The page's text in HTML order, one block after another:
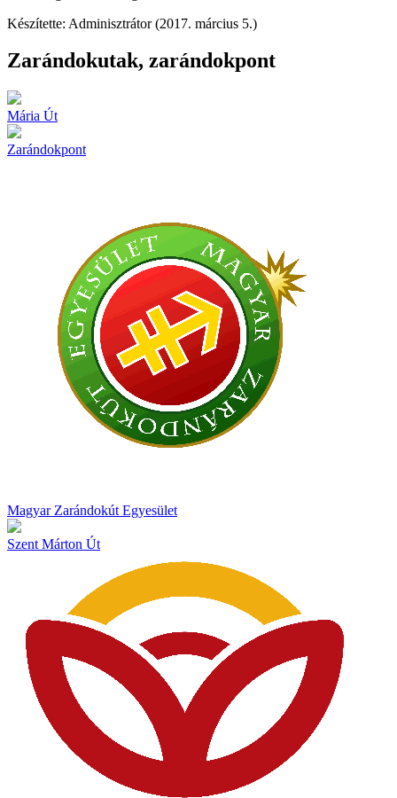
Készítette: Adminisztrátor (2017. március 5.)
Zarándokutak, zarándokpont
Mária Út
Zarándokpont
Magyar Zarándokút Egyesület
Szent Márton Út